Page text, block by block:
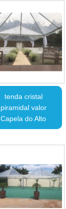
tenda cristal
piramidal valor
Capela do Alto